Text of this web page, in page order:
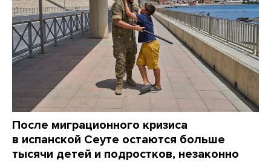
После миграционного кризиса
в испанской Сеуте остаются больше
тысячи детей и подростков, незаконно